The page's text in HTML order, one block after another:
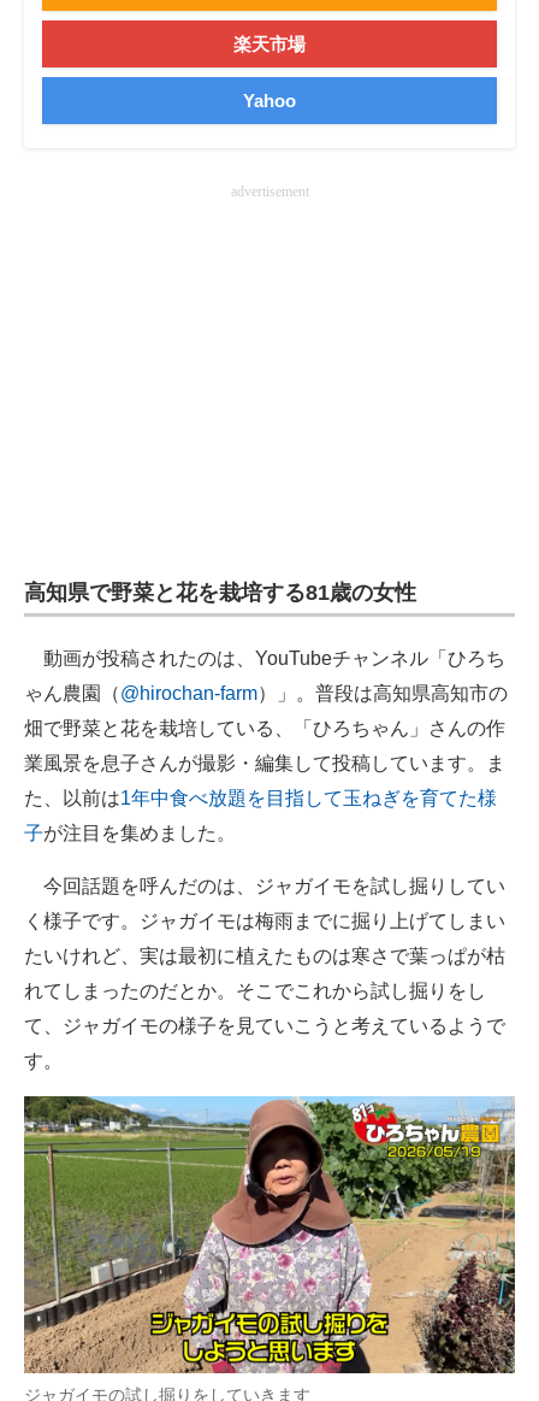
楽天市場
Yahoo
advertisement
高知県で野菜と花を栽培する81歳の女性
動画が投稿されたのは、YouTubeチャンネル「ひろち
ゃん農園（@hirochan-farm）」。普段は高知県高知市の
畑で野菜と花を栽培している、「ひろちゃん」さんの作
業風景を息子さんが撮影・編集して投稿しています。ま
た、以前は1年中食べ放題を目指して玉ねぎを育てた様
子が注目を集めました。
今回話題を呼んだのは、ジャガイモを試し掘りしてい
く様子です。ジャガイモは梅雨までに掘り上げてしまい
たいけれど、実は最初に植えたものは寒さで葉っぱが枯
れてしまったのだとか。そこでこれから試し掘りをし
て、ジャガイモの様子を見ていこうと考えているようで
す。
ジャガイモの試し掘りをしていきます